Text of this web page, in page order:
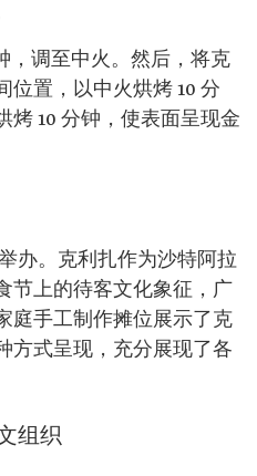
，调至中火。然后，将克
位置，以中火烘烤 10 分
烤 10 分钟，使表面呈现金
办。克利扎作为沙特阿拉
节上的待客文化象征，广
庭手工制作摊位展示了克
方式呈现，充分展现了各
组织